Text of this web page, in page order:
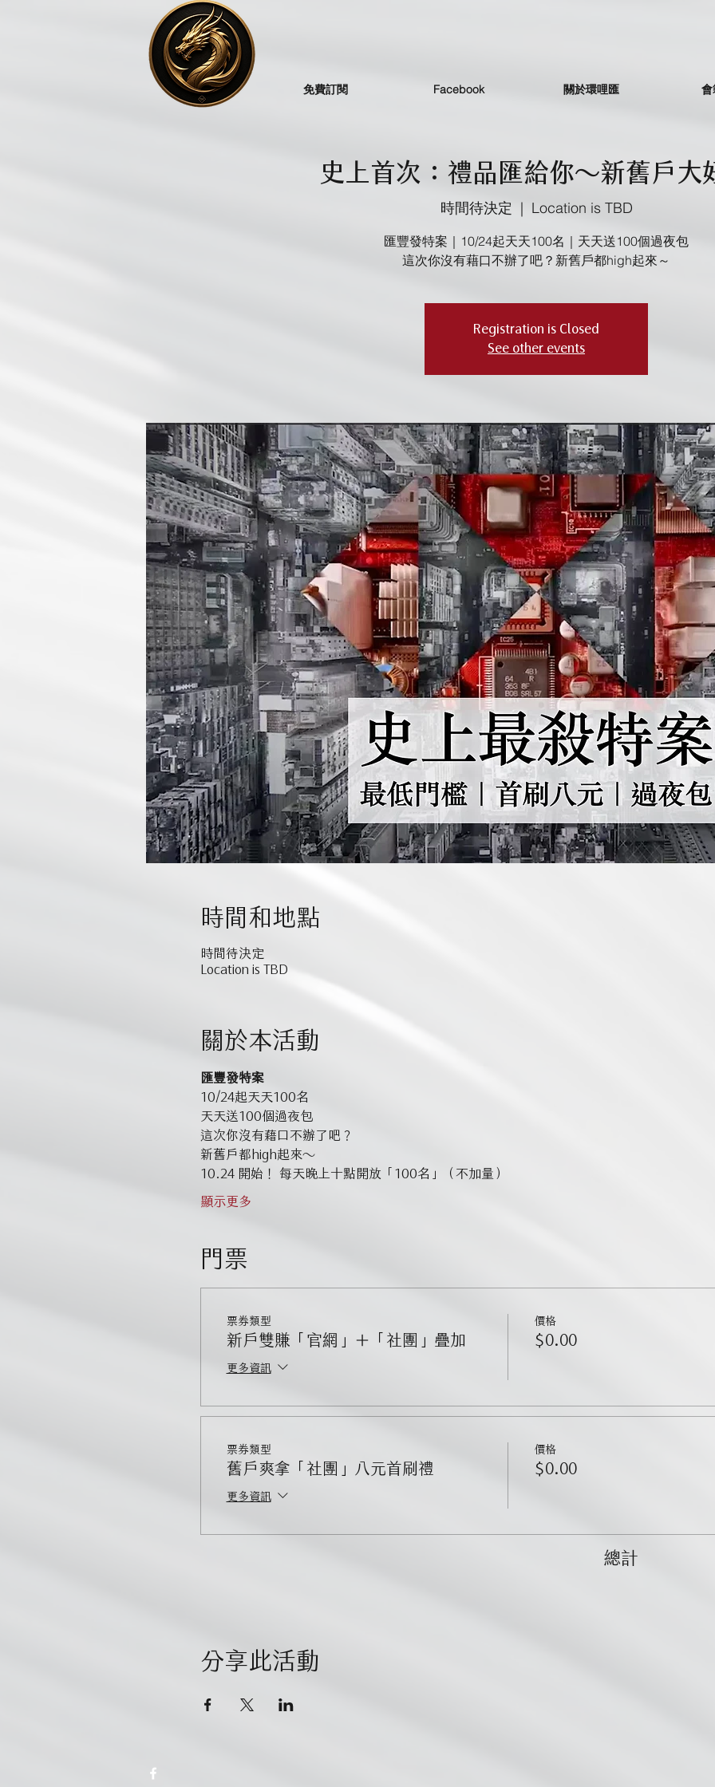
免費訂閱 Facebook 關於環哩匯 會
史上首次：禮品匯給你～新舊戶大
時間待決定
  |
Location is TBD
匯豐發特案｜10/24起天天100名｜天天送100個過夜包
這次你沒有藉口不辦了吧？新舊戶都high起來～
Registration is Closed
See other events
時間和地點
時間待決定
Location is TBD
關於本活動
匯豐發特案
10/24起天天100名
天天送100個過夜包
這次你沒有藉口不辦了吧？
新舊戶都high起來～
10.24 開始！ 每天晚上十點開放「100名」（不加量）
顯示更多
門票
票券類型
新戶雙賺「官網」＋「社團」疊加
更多資訊
價格
$0.00
票券類型
舊戶爽拿「社團」八元首刷禮
更多資訊
價格
$0.00
總計
分享此活動